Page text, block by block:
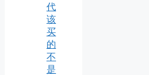
代
该
买
的
不
是